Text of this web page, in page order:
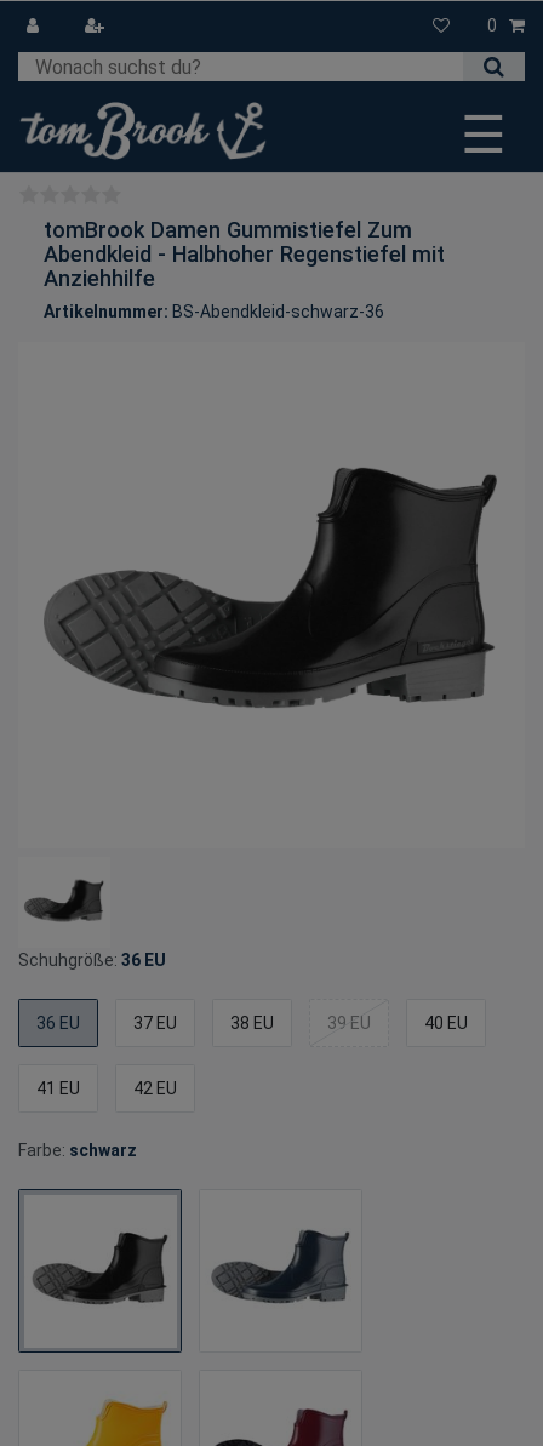
0
☰
tomBrook Damen Gummistiefel Zum
Abendkleid - Halbhoher Regenstiefel mit
Anziehhilfe
Artikelnummer: BS-Abendkleid-schwarz-36
Schuhgröße: 36 EU
36 EU 37 EU 38 EU 39 EU 40 EU
41 EU 42 EU
Farbe: schwarz